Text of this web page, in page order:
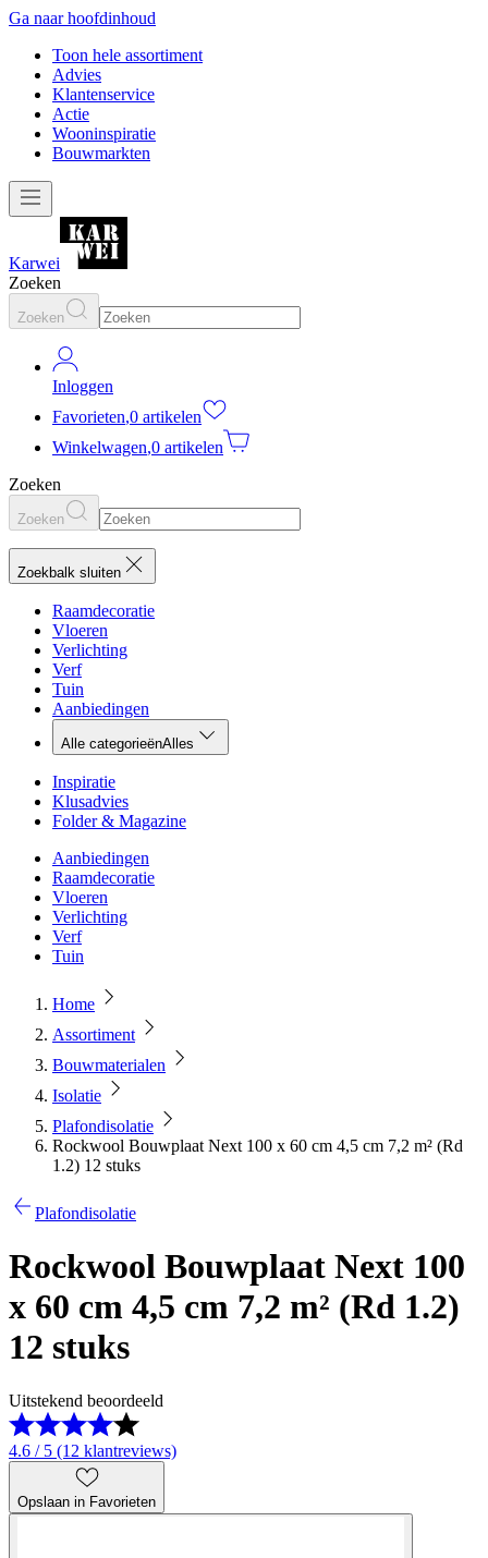
Ga naar hoofdinhoud
Toon hele assortiment
Advies
Klantenservice
Actie
Wooninspiratie
Bouwmarkten
Karwei
Zoeken
Zoeken
Inloggen
Favorieten,0 artikelen
Winkelwagen,0 artikelen
Zoeken
Zoeken
Zoekbalk sluiten
Raamdecoratie
Vloeren
Verlichting
Verf
Tuin
Aanbiedingen
Alle categorieënAlles
Inspiratie
Klusadvies
Folder & Magazine
Aanbiedingen
Raamdecoratie
Vloeren
Verlichting
Verf
Tuin
Home
Assortiment
Bouwmaterialen
Isolatie
Plafondisolatie
Rockwool Bouwplaat Next 100 x 60 cm 4,5 cm 7,2 m² (Rd
1.2) 12 stuks
Plafondisolatie
Rockwool Bouwplaat Next 100
x 60 cm 4,5 cm 7,2 m² (Rd 1.2)
12 stuks
Uitstekend beoordeeld
4.6 / 5 (12 klantreviews)
Opslaan in Favorieten